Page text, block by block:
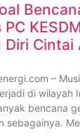
PC
Diri Cintai
–
di wilayah
bencana
sebagainya.